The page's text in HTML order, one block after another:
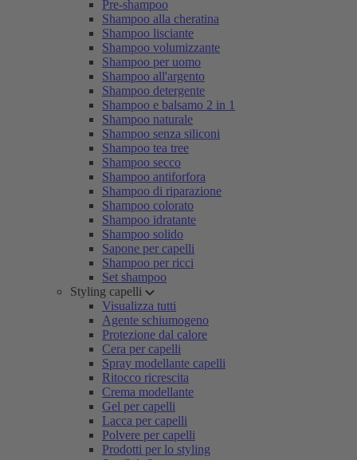
Pre-shampoo
Shampoo alla cheratina
Shampoo lisciante
Shampoo volumizzante
Shampoo per uomo
Shampoo all'argento
Shampoo detergente
Shampoo e balsamo 2 in 1
Shampoo naturale
Shampoo senza siliconi
Shampoo tea tree
Shampoo secco
Shampoo antiforfora
Shampoo di riparazione
Shampoo colorato
Shampoo idratante
Shampoo solido
Sapone per capelli
Shampoo per ricci
Set shampoo
Styling capelli
Visualizza tutti
Agente schiumogeno
Protezione dal calore
Cera per capelli
Spray modellante capelli
Ritocco ricrescita
Crema modellante
Gel per capelli
Lacca per capelli
Polvere per capelli
Prodotti per lo styling